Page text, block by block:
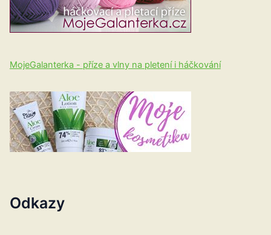
MojeGalanterka - příze a vlny na pletení i háčkování
Odkazy